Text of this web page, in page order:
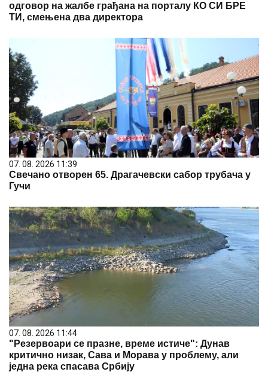
одговор на жалбе грађана на порталу КО СИ БРЕ
ТИ, смењена два директора
07. 08. 2026 11:39
Свечано отворен 65. Драгачевски сабор трубача у
Гучи
07. 08. 2026 11:44
"Резервоари се празне, време истиче": Дунав
критично низак, Сава и Морава у проблему, али
једна река спасава Србију